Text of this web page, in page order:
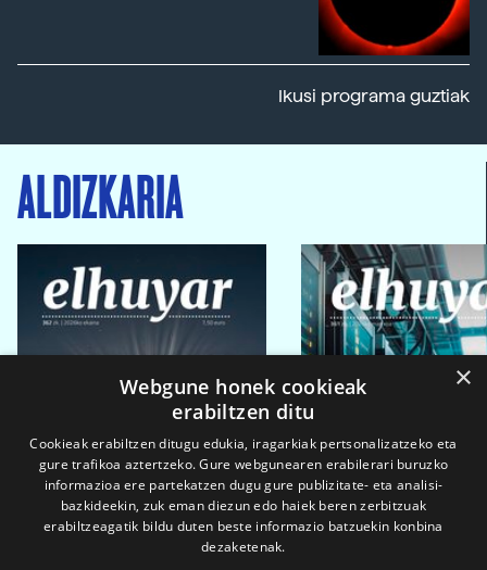
Ikusi programa guztiak
ALDIZKARIA
×
Webgune honek cookieak
erabiltzen ditu
Cookieak erabiltzen ditugu edukia, iragarkiak pertsonalizatzeko eta
gure trafikoa aztertzeko. Gure webgunearen erabilerari buruzko
informazioa ere partekatzen dugu gure publizitate- eta analisi-
bazkideekin, zuk eman diezun edo haiek beren zerbitzuak
erabiltzeagatik bildu duten beste informazio batzuekin konbina
dezaketenak.